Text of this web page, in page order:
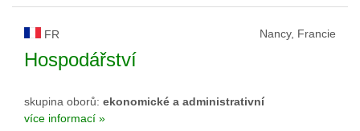
FR Nancy, Francie
Hospodářství
skupina oborů: ekonomické a administrativní
více informací »